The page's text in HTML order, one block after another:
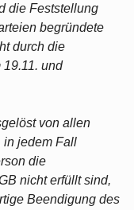
die Feststellung
begründete
durch die
und
von allen
in jedem Fall
die
nicht erfüllt sind,
Beendigung des